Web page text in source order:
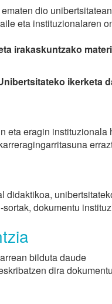
dio
eta instituzionalaren
irakaskuntzako
ikerketa
eta eragin
dokumentu
bilduta daude
dira